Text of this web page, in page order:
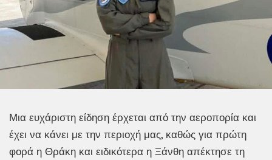
Μια ευχάριστη είδηση έρχεται από την αεροπορία και
έχει να κάνει με την περιοχή μας, καθώς για πρώτη
φορά η Θράκη και ειδικότερα η Ξάνθη απέκτησε τη